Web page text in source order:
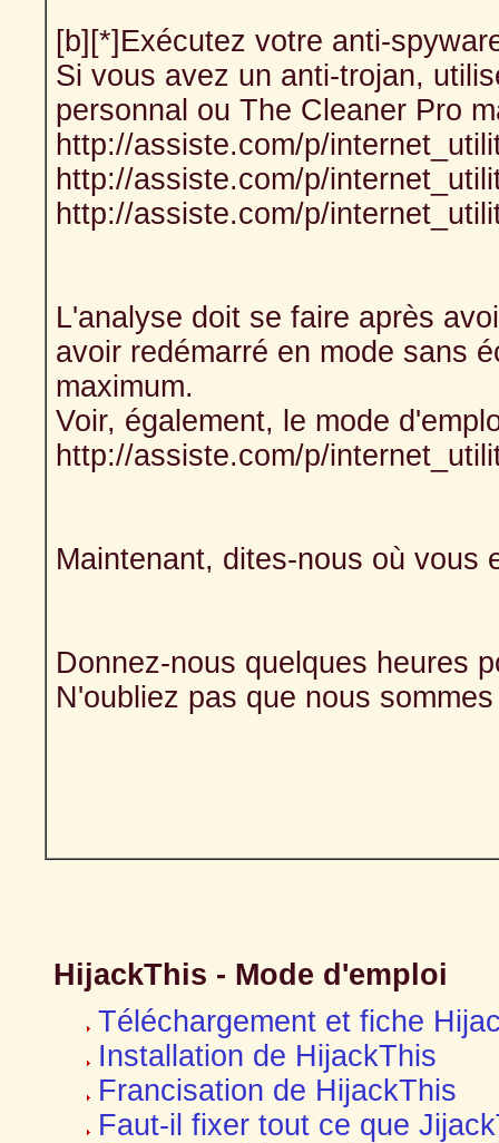
[b][*]Exécutez votre anti-
Si vous avez un anti-trojan,
personnal ou The Cleaner Pro
http://assiste.com/p/
http://assiste.com/p/
http://assiste.com/p/
L'analyse doit se faire après
avoir redémarré en mode sans
maximum.
Voir, également, le mode
http://assiste.com/p/
Maintenant, dites-nous où vous
Donnez-nous quelques heures
N'oubliez pas que nous
HijackThis - Mode d'emploi
Téléchargement et fiche
Installation de HijackThis
Francisation de HijackThis
Faut-il fixer tout ce que